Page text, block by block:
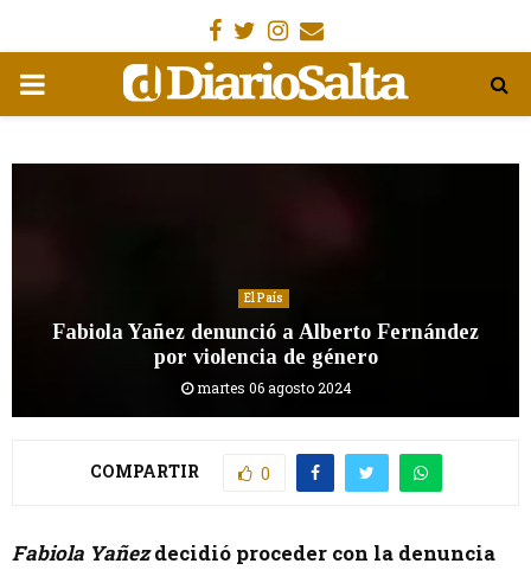
Facebook
Gorjeo
Instagram
Email
MENÚ
El País
Fabiola Yañez denunció a Alberto Fernández
por violencia de género
martes 06 agosto 2024
COMPARTIR 0
Fabiola Yañezdecidió proceder con la denuncia